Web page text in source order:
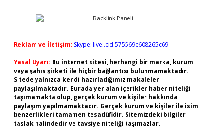
Reklam ve İletişim: Skype: live:.cid.575569c608265c69
Yasal Uyarı: Bu internet sitesi, herhangi bir marka, kurum
veya şahıs şirketi ile hiçbir bağlantısı bulunmamaktadır.
Sitede yalnızca kendi hazırladığımız makaleler
paylaşılmaktadır. Burada yer alan içerikler haber niteliği
taşımamakta olup, gerçek kurum ve kişiler hakkında
paylaşım yapılmamaktadır. Gerçek kurum ve kişiler ile isim
benzerlikleri tamamen tesadüfidir. Sitemizdeki bilgiler
taslak halindedir ve tavsiye niteliği taşımazlar.